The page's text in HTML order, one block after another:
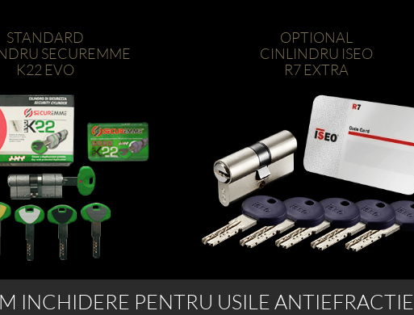
STANDARD
SECUREMME
K22 EVO
OPTIONAL
CINLINDRU ISEO
R7 EXTRA
INCHIDERE PENTRU USILE ANTIEFRACTIE